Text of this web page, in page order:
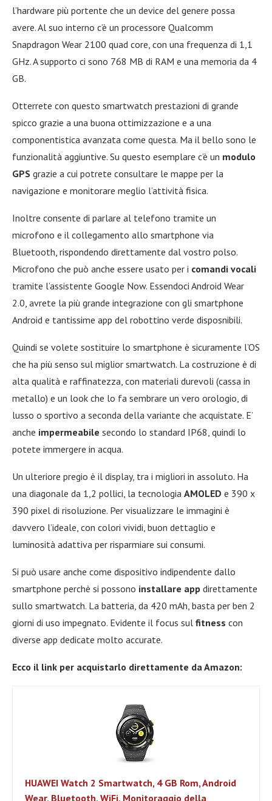
l’hardware più portente che un device del genere possa
avere. Al suo interno c’è un processore Qualcomm
Snapdragon Wear 2100 quad core, con una frequenza di 1,1
GHz. A supporto ci sono 768 MB di RAM e una memoria da 4
GB.
Otterrete con questo smartwatch prestazioni di grande
spicco grazie a una buona ottimizzazione e a una
componentistica avanzata come questa. Ma il bello sono le
funzionalità aggiuntive. Su questo esemplare c’è un modulo
GPS grazie a cui potrete consultare le mappe per la
navigazione e monitorare meglio l’attività fisica.
Inoltre consente di parlare al telefono tramite un
microfono e il collegamento allo smartphone via
Bluetooth, rispondendo direttamente dal vostro polso.
Microfono che può anche essere usato per i comandi vocali
tramite l’assistente Google Now. Essendoci Android Wear
2.0, avrete la più grande integrazione con gli smartphone
Android e tantissime app del robottino verde disposnibili.
Quindi se volete sostituire lo smartphone è sicuramente l’OS
che ha più senso sul miglior smartwatch. La costruzione è di
alta qualità e raffinatezza, con materiali durevoli (cassa in
metallo) e un look che lo fa sembrare un vero orologio, di
lusso o sportivo a seconda della variante che acquistate. E’
anche impermeabile secondo lo standard IP68, quindi lo
potete immergere in acqua.
Un ulteriore pregio è il display, tra i migliori in assoluto. Ha
una diagonale da 1,2 pollici, la tecnologia AMOLED e 390 x
390 pixel di risoluzione. Per visualizzare le immagini è
davvero l’ideale, con colori vividi, buon dettaglio e
luminosità adattiva per risparmiare sui consumi.
Si può usare anche come dispositivo indipendente dallo
smartphone perchè si possono installare app direttamente
sullo smartwatch. La batteria, da 420 mAh, basta per ben 2
giorni di uso impegnato. Evidente il focus sul fitness con
diverse app dedicate molto accurate.
Ecco il link per acquistarlo direttamente da Amazon:
HUAWEI Watch 2 Smartwatch, 4 GB Rom, Android
Wear, Bluetooth, WiFi, Monitoraggio della